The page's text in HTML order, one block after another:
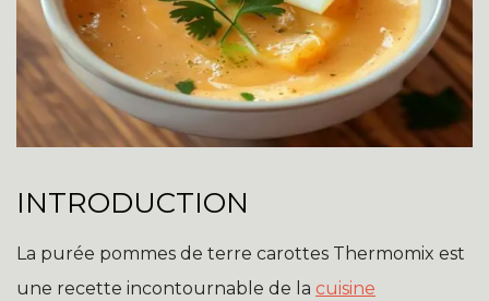
INTRODUCTION
La purée pommes de terre carottes Thermomix est
une recette incontournable de la cuisine